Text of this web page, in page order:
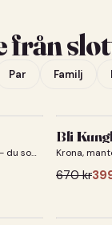
från
Par Familj
du som
Bli
Krona,
670kr